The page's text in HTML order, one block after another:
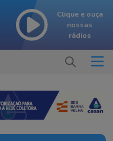
Clique e ouça
nossas
rádios